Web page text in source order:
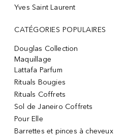
Yves Saint Laurent
CATÉGORIES POPULAIRES
Douglas Collection
Maquillage
Lattafa Parfum
Rituals Bougies
Rituals Coffrets
Sol de Janeiro Coffrets
Pour Elle
Barrettes et pinces à cheveux